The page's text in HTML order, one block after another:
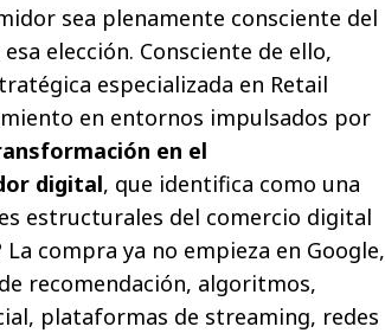
sea plenamente consciente del
elección. Consciente de ello,
especializada en Retail
en entornos impulsados por
en el
digital, que identifica como una
estructurales del comercio digital
compra ya no empieza en Google,
recomendación, algoritmos,
plataformas de streaming, redes